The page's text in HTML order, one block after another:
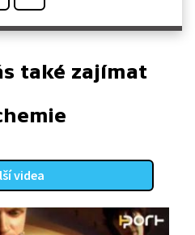
také zajímat
videa